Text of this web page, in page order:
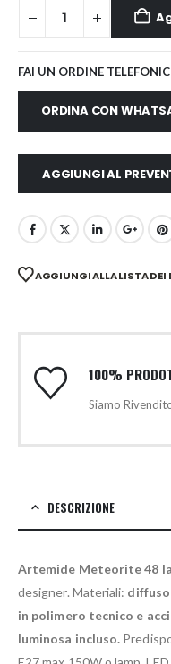
FAI UN ORDINE
ORDINA CON
AGGIUNGI AL
AGGIUNGI ALLA LISTA DEI
100%
Siamo
DESCRIZIONE
Artemide Meteorite 48
designer. Materiali:
in polimero tecnico e
luminosa incluso.